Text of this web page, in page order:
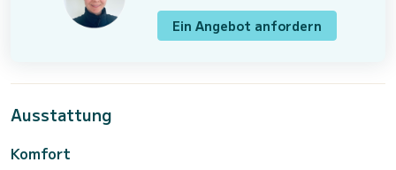
Ein Angebot anfordern
Ausstattung
Komfort